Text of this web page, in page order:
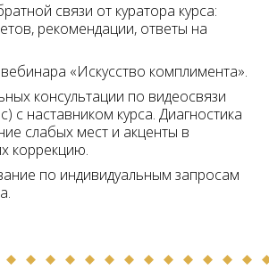
связи от куратора курса:
рекомендации, ответы на
«Искусство комплимента».
консультации по видеосвязи
с наставником курса. Диагностика
слабых мест и акценты в
коррекцию.
по индивидуальным запросам